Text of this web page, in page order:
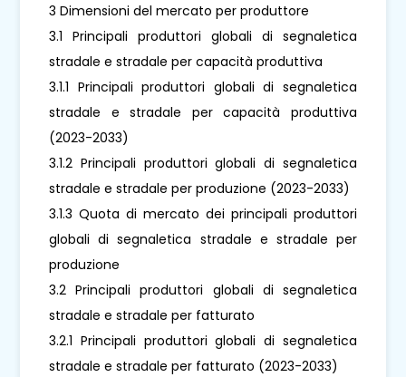
3 Dimensioni del mercato per produttore
3.1 Principali produttori globali di segnaletica
stradale e stradale per capacità produttiva
3.1.1 Principali produttori globali di segnaletica
stradale e stradale per capacità produttiva
(2023-2033)
3.1.2 Principali produttori globali di segnaletica
stradale e stradale per produzione (2023-2033)
3.1.3 Quota di mercato dei principali produttori
globali di segnaletica stradale e stradale per
produzione
3.2 Principali produttori globali di segnaletica
stradale e stradale per fatturato
3.2.1 Principali produttori globali di segnaletica
stradale e stradale per fatturato (2023-2033)